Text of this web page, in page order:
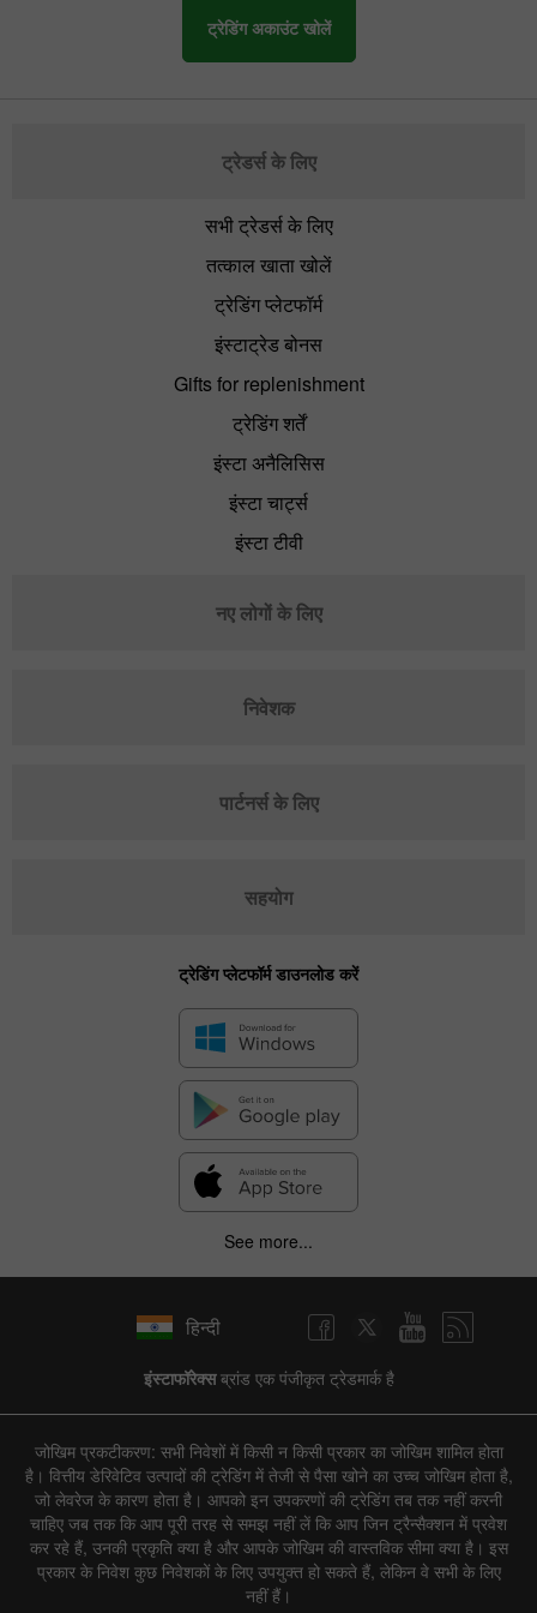
ट्रेडिंग अकाउंट खोलें
ट्रेडर्स के लिए
सभी ट्रेडर्स के लिए
तत्काल खाता खोलें
ट्रेडिंग प्लेटफॉर्म
इंस्टाट्रेड बोनस
Gifts for replenishment
ट्रेडिंग शर्तें
इंस्टा अनैलिसिस
इंस्टा चार्ट्स
इंस्टा टीवी
नए लोगों के लिए
निवेशक
पार्टनर्स के लिए
सहयोग
ट्रेडिंग प्लेटफॉर्म डाउनलोड करें
See more...
हिन्दी
इंस्टाफॉरेक्सब्रांड एक पंजीकृत ट्रेडमार्क है
जोखिम प्रकटीकरण: सभी निवेशों में किसी न किसी प्रकार का जोखिम शामिल होता
है। वित्तीय डेरिवेटिव उत्पादों की ट्रेडिंग में तेजी से पैसा खोने का उच्च जोखिम होता है,
जो लेवरेज के कारण होता है। आपको इन उपकरणों की ट्रेडिंग तब तक नहीं करनी
चाहिए जब तक कि आप पूरी तरह से समझ नहीं लें कि आप जिन ट्रैन्सैक्शन में प्रवेश
कर रहे हैं, उनकी प्रकृति क्या है और आपके जोखिम की वास्तविक सीमा क्या है। इस
प्रकार के निवेश कुछ निवेशकों के लिए उपयुक्त हो सकते हैं, लेकिन वे सभी के लिए
नहीं हैं।